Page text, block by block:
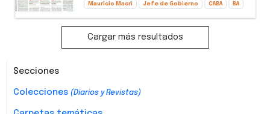
Mauricio Macri Jefe de Gobierno CABA BA
Cargar más resultados
Secciones
Colecciones (Diarios y Revistas)